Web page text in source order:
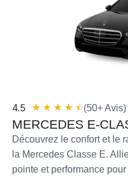
4.5 ☆ ☆ ☆ ☆ ☆(50+ Avis)
MERCEDES E-
Découvrez le confort et le
la Mercedes Classe E.
pointe et performance